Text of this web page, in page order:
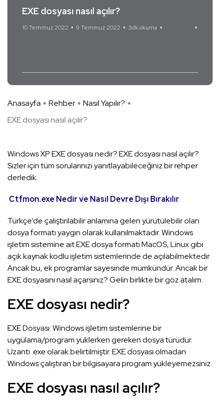
EXE dosyası nasıl açılır?
10 Temmuz 2022 9 Temmuz 2022 3dk okuma
Anasayfa Rehber
Nasıl Yapılır?
EXE dosyası nasıl açılır?
Windows XP EXE dosyası nedir? EXE dosyası nasıl açılır?
Sizler için tüm sorularınızı yanıtlayabileceğiniz bir rehper
derledik.
Ctfmon.exe Nedir ve Nasıl Devre Dışı Bırakılır
Türkçe’de çalıştırılabilir anlamına gelen yürütülebilir olan
dosya formatı yaygın olarak kullanılmaktadır. Windows
işletim sistemine ait EXE dosya formatı MacOS, Linux gibi
açık kaynak kodlu işletim sistemlerinde de açılabilmektedir.
Ancak bu, ek programlar sayesinde mümkündür. Ancak bir
EXE dosyasını nasıl açarsınız? Gelin birlikte bir göz atalım.
EXE dosyası nedir?
EXE Dosyası: Windows işletim sistemlerine bir
uygulama/program yüklerken gereken dosya türüdür.
Uzantı .exe olarak belirtilmiştir. EXE dosyası olmadan
Windows çalıştıran bir bilgisayara program yükleyemezsiniz.
EXE dosyası nasıl açılır?